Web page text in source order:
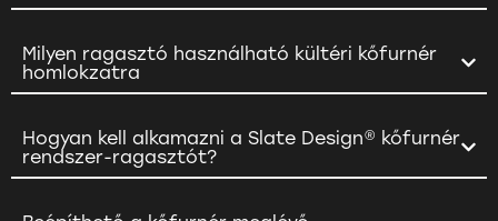
Milyen ragasztó használható kültéri kőfurnér
homlokzatra
Hogyan kell alkamazni a Slate Design® kőfurnér
rendszer-ragasztót?